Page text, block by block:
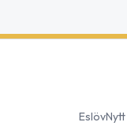
EslövNytt